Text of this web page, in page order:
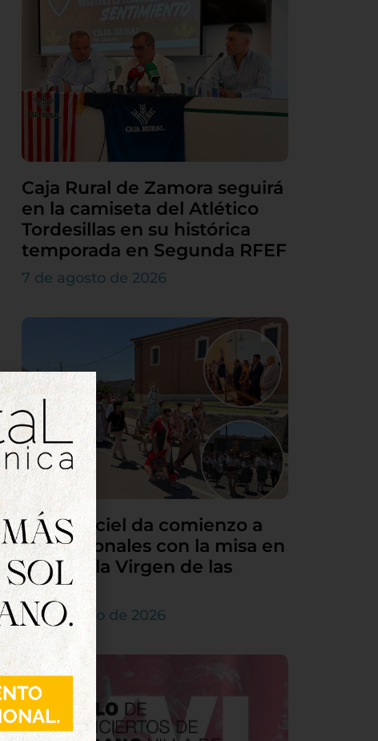
Caja Rural de Zamora seguirá
en la camiseta del Atlético
Tordesillas en su histórica
temporada en Segunda RFEF
7 de agosto de 2026
Villamarciel da comienzo a
sus patronales con la misa en
honor a la Virgen de las
Nieves
5 de agosto de 2026